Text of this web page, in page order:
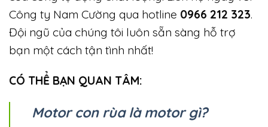
Công ty Nam Cường qua hotline 0966 212 323.
Đội ngũ của chúng tôi luôn sẵn sàng hỗ trợ
bạn một cách tận tình nhất!
CÓ THỂ BẠN QUAN TÂM:
Motor con rùa là motor gì?